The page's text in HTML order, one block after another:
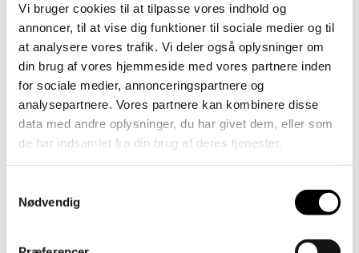
Vi bruger cookies til at tilpasse vores indhold og
annoncer, til at vise dig funktioner til sociale medier og til
at analysere vores trafik. Vi deler også oplysninger om
din brug af vores hjemmeside med vores partnere inden
for sociale medier, annonceringspartnere og
analysepartnere. Vores partnere kan kombinere disse
data med andre oplysninger, du har givet dem, eller som
de har indsamlet fra din brug af deres tjenester.
Nødvendig